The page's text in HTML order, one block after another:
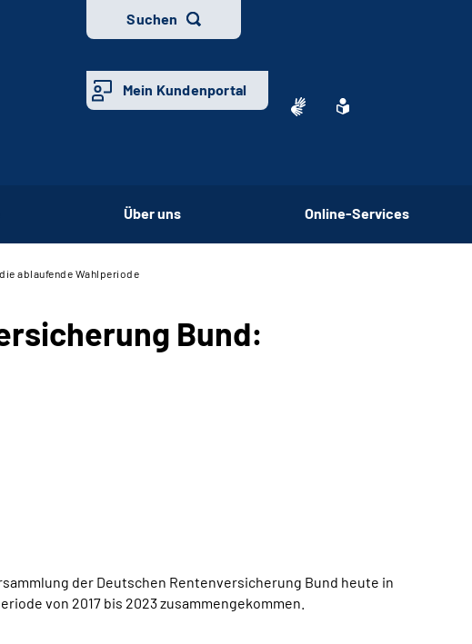
Suchen
Mein Kundenportal
Über uns Online-Services
ablaufende Wahlperiode
Bund:
der Deutschen Rentenversicherung Bund heute in
von 2017 bis 2023 zusammengekommen.